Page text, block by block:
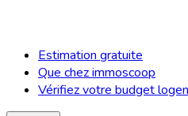
Estimation gratuite
Que chez immoscoop
Vérifiez votre budget